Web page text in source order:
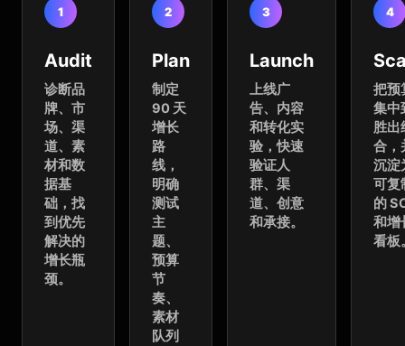
1
Audit
诊断品
牌、市
场、渠
道、素
材和数
据基
础，找
到优先
解决的
增长瓶
颈。
2
Plan
制定
90 天
增长
路
线，
明确
测试
主
题、
预算
节
奏、
素材
队列
3
Launch
上线广
告、内容
和转化实
验，快速
验证人
群、渠
道、创意
和承接。
4
把预
集中
胜出
合，
沉淀
可复
的
和增
看板